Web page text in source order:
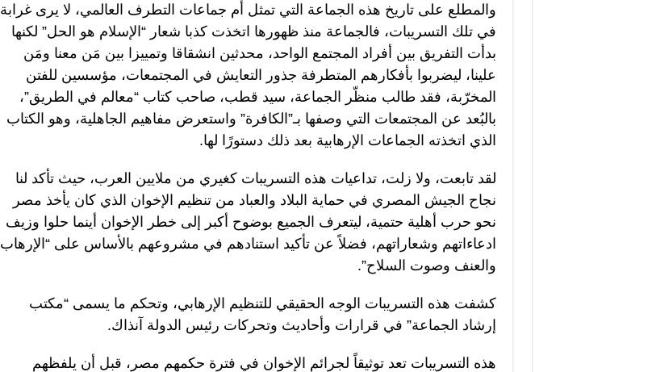
والمطلع على تاريخ هذه الجماعة التي تمثل أم جماعات التطرف العالمي، لا يرى غرابة
في تلك التسريبات، فالجماعة منذ ظهورها اتخذت كذبا شعار “الإسلام هو الحل” لكنها
بدأت التفريق بين أفراد المجتمع الواحد، محدثين انشقاقا وتمييزا بين مَن معنا ومَن
علينا، ليضربوا بأفكارهم المتطرفة جذور التعايش في المجتمعات، مؤسسين للفتن
المخرّبة، فقد طالب منظّر الجماعة، سيد قطب، صاحب كتاب “معالم في الطريق”،
بالبُعد عن المجتمعات التي وصفها بـ”الكافرة” واستعرض مفاهيم الجاهلية، وهو الكتاب
الذي اتخذته الجماعات الإرهابية بعد ذلك دستورًا لها.
لقد تابعت، ولا زلت، تداعيات هذه التسريبات كغيري من ملايين العرب، حيث تأكد لنا
نجاح الجيش المصري في حماية البلاد والعباد من تنظيم الإخوان الذي كان يأخذ مصر
نحو حرب أهلية حتمية، ليتعرف الجميع بوضوح أكبر إلى خطر الإخوان أينما حلوا وزيف
ادعاءاتهم وشعاراتهم، فضلاً عن تأكيد استنادهم في مشروعهم بالأساس على “الإرهاب
والعنف وصوت السلاح”.
كشفت هذه التسريبات الوجه الحقيقي للتنظيم الإرهابي، وتحكم ما يسمى “مكتب
إرشاد الجماعة” في قرارات وأحاديث وتحركات رئيس الدولة آنذاك.
هذه التسريبات تعد توثيقاً لجرائم الإخوان في فترة حكمهم مصر، قبل أن يلفظهم